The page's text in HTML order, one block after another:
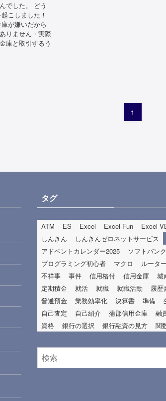
でした。 どう
こしました！
が嫌いだから
りません・実際
庫と取引するう
1
タグ
ATM ES Excel Excel-Fun Excel
しんきん
しんきんゼロネットサービス
アドベントカレンダー2025
ソフトバン
プログラミング初心者
マクロ ルーター
不祥事
事件 信用格付 信用金庫
城
定期積金
就活 就職 就職活動 履歴
普通預金
業務効率化 決算書 準備
自己査定
自己紹介 蒲郡信用金庫 融
資格
銀行の選択 銀行融資の見方 関